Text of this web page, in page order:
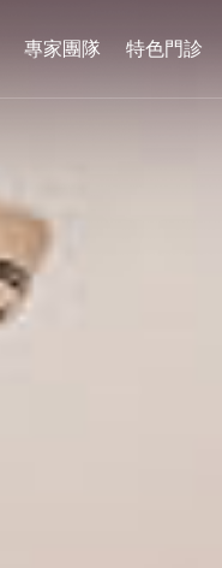
專家團隊 特色門診